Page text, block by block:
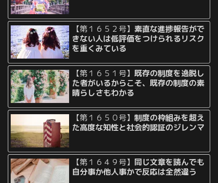
【第１６５２号】素直な進捗報告がで
きない人は低評価をつけられるリスク
を重くみている
【第１６５１号】既存の制度を逸脱し
た者がいるからこそ、既存の制度の素
晴らしさもわかる
【第１６５０号】制度の枠組みを超え
た高度な知性と社会的認証のジレンマ
【第１６４９号】 同じ文章を読んでも
自分事か他人事かで反応は全然違う